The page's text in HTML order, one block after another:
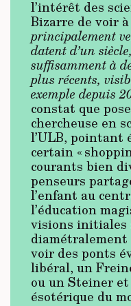
l’intérêt des
Bizarre de voir
principalement
datent d’un
suffisamment à
plus récents,
exemple depuis
constat que
chercheuse en
l’ULB, pointant
certain «
courants bien
penseurs
l’enfant au
l’éducation
visions initiales
diamétralement
voir des ponts
libéral, un
ou un Steiner
ésotérique du